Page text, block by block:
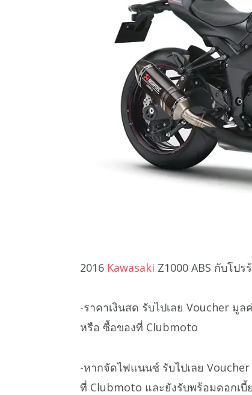
2016 Kawasaki Z1000 ABS กับโป
-ราคาเงินสด รับไปเลย Voucher มู
หรือ ซื้อของที่ Clubmoto
-หากจัดไฟแนนซ์ รับไปเลย
ที่ Clubmoto และยังรับพร้อมดอกเบี้